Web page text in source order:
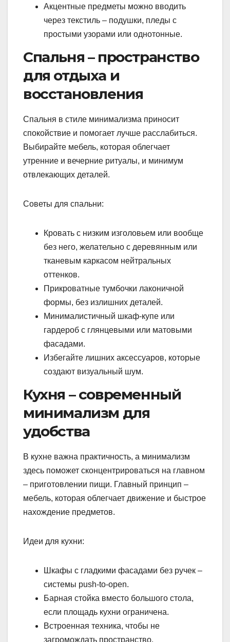
Акцентные предметы можно вводить
через текстиль – подушки, пледы с
простыми узорами или однотонные.
Спальня – пространство
для отдыха и
восстановления
Спальня в стиле минимализма приносит
спокойствие и помогает лучше расслабиться.
Выбирайте мебель, которая облегчает
утренние и вечерние ритуалы, и минимум
отвлекающих деталей.
Советы для спальни:
Кровать с низким изголовьем или вообще
без него, желательно с деревянным или
тканевым каркасом нейтральных
оттенков.
Прикроватные тумбочки лаконичной
формы, без излишних деталей.
Минималистичный шкаф-купе или
гардероб с глянцевыми или матовыми
фасадами.
Избегайте лишних аксессуаров, которые
создают визуальный шум.
Кухня – современный
минимализм для
удобства
В кухне важна практичность, а минимализм
здесь поможет сконцентрироваться на главном
– приготовлении пищи. Главный принцип –
мебель, которая облегчает движение и быстрое
нахождение предметов.
Идеи для кухни:
Шкафы с гладкими фасадами без ручек –
системы push-to-open.
Барная стойка вместо большого стола,
если площадь кухни ограничена.
Встроенная техника, чтобы не
загромождать пространство.